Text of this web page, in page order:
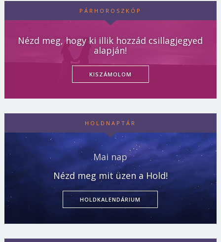
PÁRHOROSZKÓP
Nézd meg, hogy ki illik hozzád csillagjegyed
alapján!
KISZÁMOLOM
HOLDNAPTÁR
Mai nap
Nézd meg mit üzen a Hold!
HOLDKALENDÁRIUM